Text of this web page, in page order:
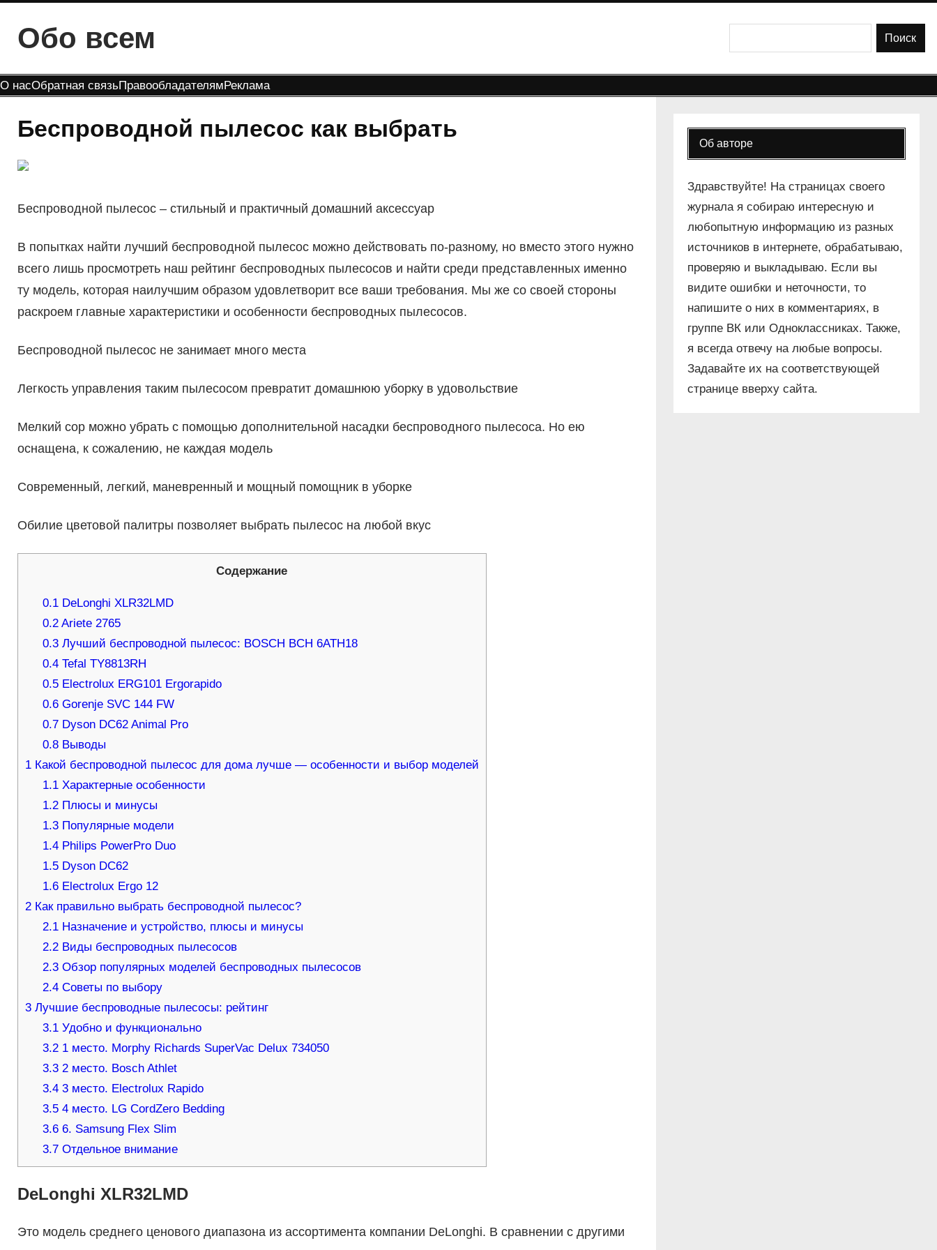
содержимому
Обо всем Поиск
О насОбратная связьПравообладателямРеклама
Беспроводной пылесос как выбрать
Беспроводной пылесос – стильный и практичный домашний аксессуар
В попытках найти лучший беспроводной пылесос можно действовать по-разному, но вместо этого нужно
всего лишь просмотреть наш рейтинг беспроводных пылесосов и найти среди представленных именно
ту модель, которая наилучшим образом удовлетворит все ваши требования. Мы же со своей стороны
раскроем главные характеристики и особенности беспроводных пылесосов.
Беспроводной пылесос не занимает много места
Легкость управления таким пылесосом превратит домашнюю уборку в удовольствие
Мелкий сор можно убрать с помощью дополнительной насадки беспроводного пылесоса. Но ею
оснащена, к сожалению, не каждая модель
Современный, легкий, маневренный и мощный помощник в уборке
Обилие цветовой палитры позволяет выбрать пылесос на любой вкус
Содержание
0.1 DeLonghi XLR32LMD
0.2 Ariete 2765
0.3 Лучший беспроводной пылесос: BOSCH BCH 6ATH18
0.4 Tefal TY8813RH
0.5 Electrolux ERG101 Ergorapido
0.6 Gorenje SVC 144 FW
0.7 Dyson DC62 Animal Pro
0.8 Выводы
1Какой беспроводной пылесос для дома лучше — особенности и выбор моделей
1.1 Характерные особенности
1.2 Плюсы и минусы
1.3 Популярные модели
1.4 Philips PowerPro Duo
1.5 Dyson DC62
1.6 Electrolux Ergo 12
2Как правильно выбрать беспроводной пылесос?
2.1 Назначение и устройство, плюсы и минусы
2.2 Виды беспроводных пылесосов
2.3 Обзор популярных моделей беспроводных пылесосов
2.4 Советы по выбору
3Лучшие беспроводные пылесосы: рейтинг
3.1 Удобно и функционально
3.2 1 место. Morphy Richards SuperVac Delux 734050
3.3 2 место. Bosch Athlet
3.4 3 место. Electrolux Rapido
3.5 4 место. LG CordZero Bedding
3.6 6. Samsung Flex Slim
3.7 Отдельное внимание
DeLonghi XLR32LMD
Это модель среднего ценового диапазона из ассортимента компании DeLonghi. В сравнении с другими
Об авторе
Здравствуйте! На страницах своего
журнала я собираю интересную и
любопытную информацию из разных
источников в интернете, обрабатываю,
проверяю и выкладываю. Если вы
видите ошибки и неточности, то
напишите о них в комментариях, в
группе ВК или Одноклассниках. Также,
я всегда отвечу на любые вопросы.
Задавайте их на соответствующей
странице вверху сайта.